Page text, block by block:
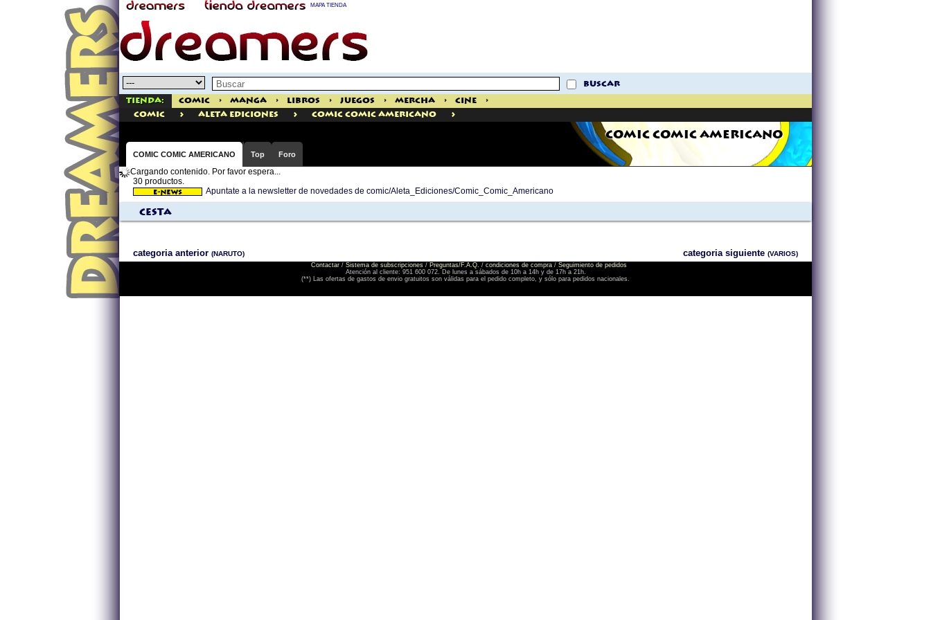
MAPA TIENDA
buscar
Tienda: Comic > Manga > Libros > Juegos > Mercha > Cine
>
comic
> Aleta Ediciones > Comic Comic Americano >
COMIC COMIC AMERICANO
COMIC COMIC AMERICANO Top Foro
Cargando contenido. Por favor espera...
30 productos.
Apuntate a la newsletter de novedades de comic/Aleta_Ediciones/Comic_Comic_Americano
Cesta
categoria anterior (NARUTO) categoria siguiente (VARIOS)
Contactar / Sistema de subscripciones / Preguntas/F.A.Q. / condiciones de compra / Seguimiento de pedidos
Atención al cliente: 951 600 072. De lunes a sábados de 10h a 14h y de 17h a 21h.
(**) Las ofertas de gastos de envio gratuitos son válidas para el pedido completo, y sólo para pedidos nacionales.